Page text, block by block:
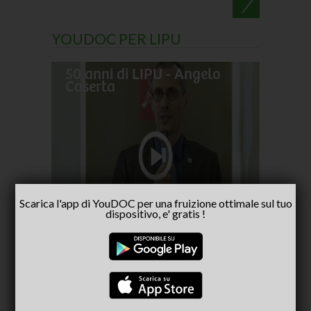
YOUDOC PER LIPU
50 anni di LIPU - Angelo
Caserta
Capria
Scarica l'app di YouDOC per una fruizione ottimale sul tuo
dispositivo, e' gratis !